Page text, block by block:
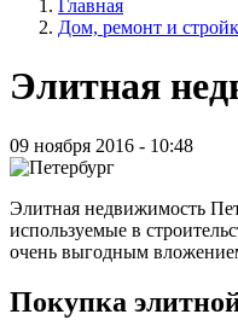
Главная
Дом, ремонт и
Элитная
09 ноября 2016 - 10:48
Элитная недвижимость
используемые в
очень выгодным
Покупка